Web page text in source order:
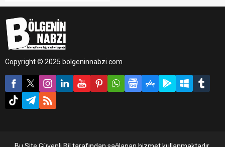
devrildi. Yaşanan olaya
rağmen Dicle Elektrik’in
bölgeye yaptığı altyapı
uzun süreli elektrik kesintisi
yaşanmadı.
Copyright © 2025 bolgeninnabzi.com